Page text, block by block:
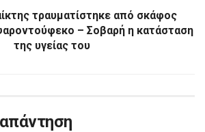
τραυματίστηκε από σκάφος
– Σοβαρή η κατάσταση
της υγείας του